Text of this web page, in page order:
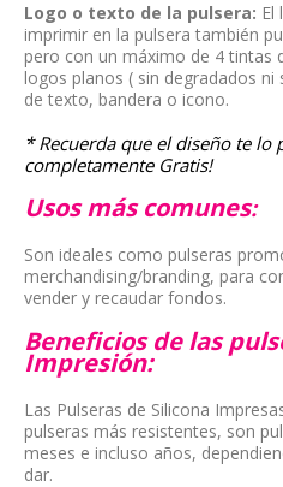
todo
sea tan
fácil y
fluido.
Y el
produc
to una
Me
alegro
Google
llevara
a su
página!
Logo o texto de la pulsera: El
imprimir en la pulsera también
pero con un máximo de 4 tintas
logos planos ( sin degradados
de texto, bandera o icono.
* Recuerda que el diseño te lo
completamente Gratis!
Usos más comunes:
Son ideales como pulseras
merchandising/branding, para
vender y recaudar fondos.
Beneficios de las
Impresión:
Las Pulseras de Silicona
pulseras más resistentes, son
meses e incluso años,
dar.